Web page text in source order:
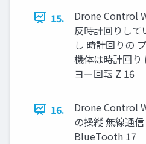
15.
Drone Control
反時計回りして
し 時計回りの
機体は時計回り
ヨー回転 Z 16
16.
Drone Control
の操縦 無線通
BlueTooth 17